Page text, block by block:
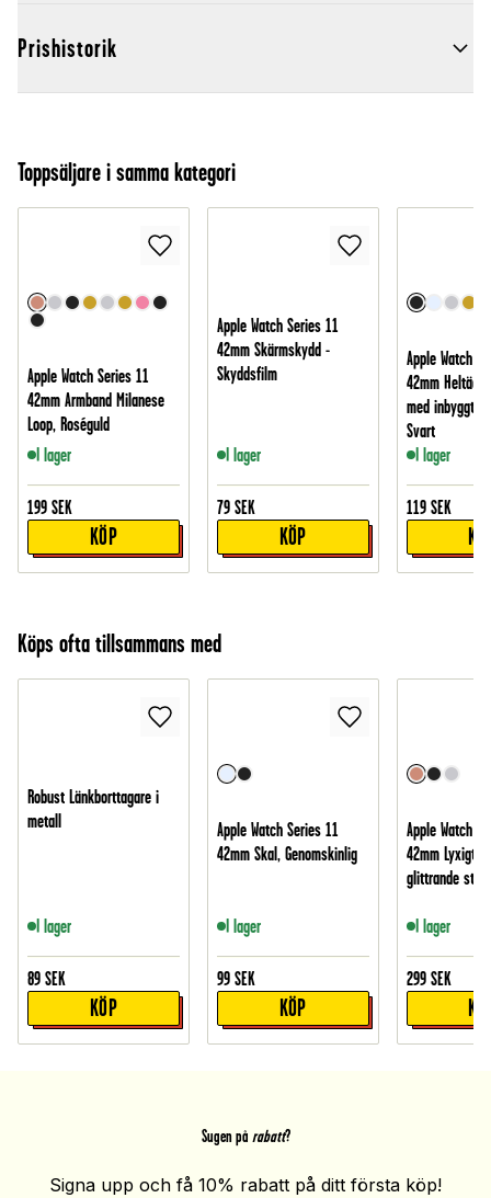
Prishistorik
Toppsäljare i samma kategori
Apple Watch Series 11
42mm Armband Milanese
Loop, Roséguld
I lager
199 SEK
KÖP
Apple Watch Series 11
42mm Skärmskydd -
Skyddsfilm
I lager
79 SEK
KÖP
Apple Watch
42mm
med inbyggt
Svart
I lager
119 SEK
Köps ofta tillsammans med
Robust Länkborttagare i
metall
I lager
89 SEK
KÖP
Apple Watch Series 11
42mm Skal, Genomskinlig
I lager
99 SEK
KÖP
Apple Watch
42mm Lyxigt
glittrande
I lager
299 SEK
Sugen på rabatt?
Signa upp och få 10% rabatt på ditt första köp!